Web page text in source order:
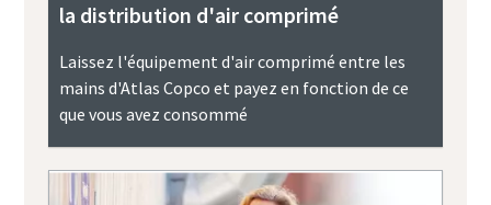
la distribution d'air comprimé
Laissez l'équipement d'air comprimé entre les
mains d'Atlas Copco et payez en fonction de ce
que vous avez consommé